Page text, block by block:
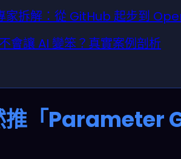
家拆解：從 GitHub 起步到
會讓 AI 變笨？真實案例剖析
「Parameter